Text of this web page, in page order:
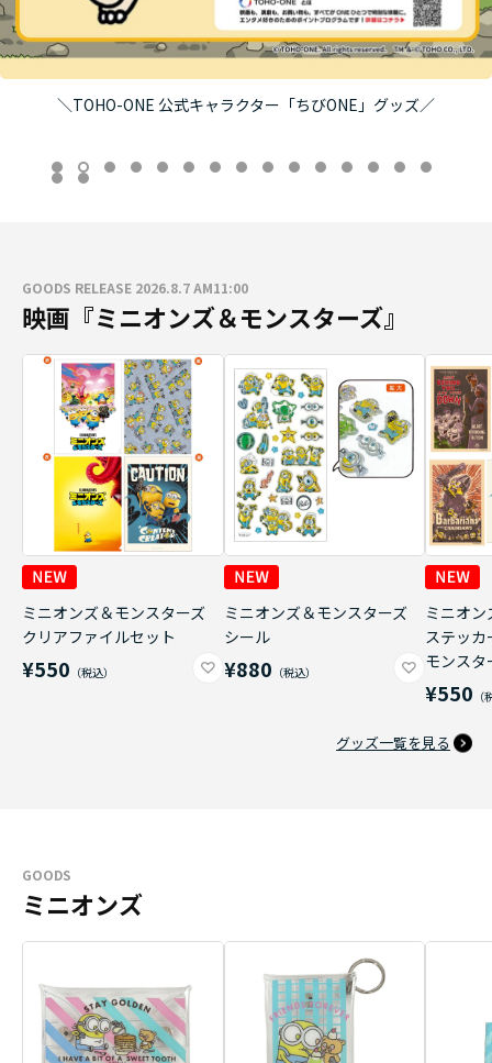
＼TOHO-ONE 公式キャラクター「ちびONE」グッズ／
GOODS RELEASE 2026.8.7 AM11:00
映画『ミニオンズ＆モンスターズ』
ミニオンズ＆モンスターズ
クリアファイルセット
¥550
ミニオンズ＆モンスターズ
シール
¥880
ミニオ
ステッ
モンスタ
¥550
グッズ一覧を見る
GOODS
ミニオンズ